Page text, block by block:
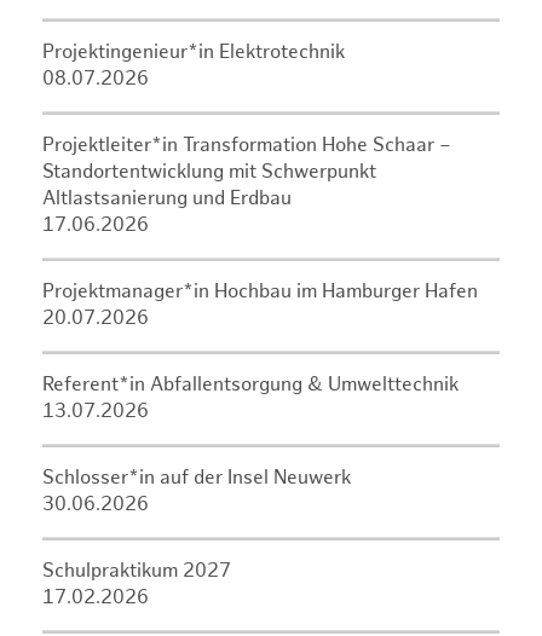
Projektingenieur*in Elektrotechnik
08.07.2026
Projektleiter*in Transformation Hohe Schaar –
Standortentwicklung mit Schwerpunkt
Altlastsanierung und Erdbau
17.06.2026
Projektmanager*in Hochbau im Hamburger Hafen
20.07.2026
Referent*in Abfallentsorgung & Umwelttechnik
13.07.2026
Schlosser*in auf der Insel Neuwerk
30.06.2026
Schulpraktikum 2027
17.02.2026